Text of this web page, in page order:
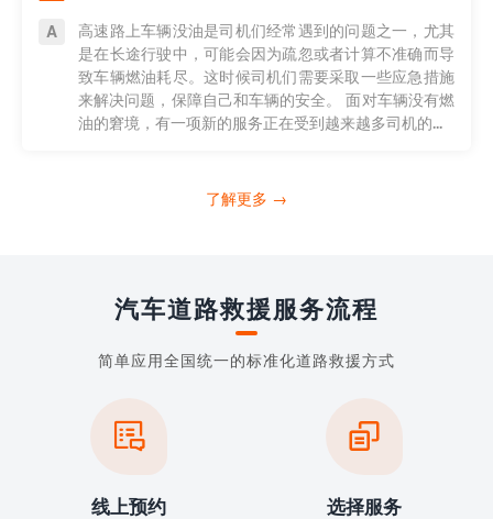
高速路上车辆没油是司机们经常遇到的问题之一，尤其
是在长途行驶中，可能会因为疏忽或者计算不准确而导
致车辆燃油耗尽。这时候司机们需要采取一些应急措施
来解决问题，保障自己和车辆的安全。 面对车辆没有燃
油的窘境，有一项新的服务正在受到越来越多司机的...
了解更多 →
汽车道路救援服务流程
简单应用全国统一的标准化道路救援方式

线上预约

选择服务